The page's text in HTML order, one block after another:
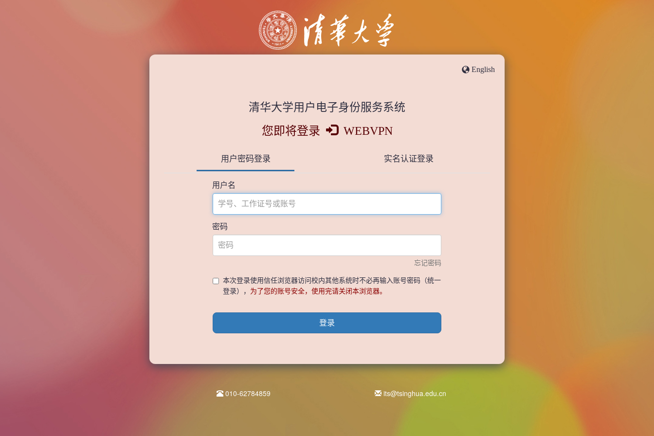
English
清华大学用户电子身份服务系统
您即将登录 WEBVPN
用户密码登录 实名认证登录
用户名
密码
忘记密码
本次登录使用信任浏览器访问校内其他系统时不必再输入账号密码（统一
登录）， 为了您的账号安全，使用完请关闭本浏览器。
登录
010-62784859 its@tsinghua.edu.cn